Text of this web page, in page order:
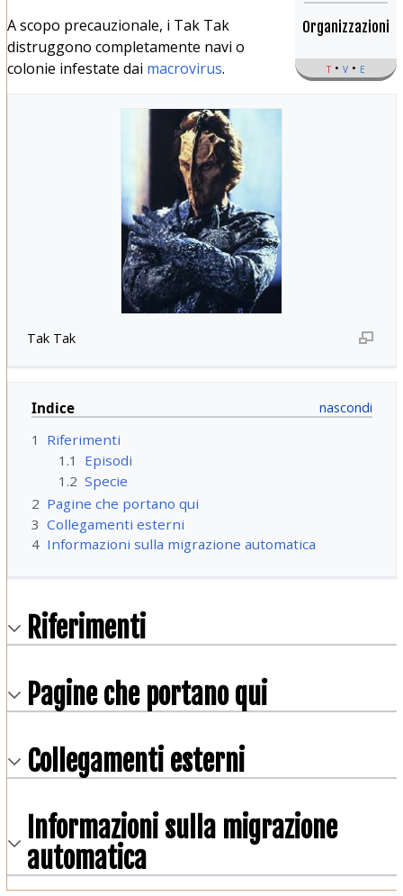
Organizzazioni
t v e
A scopo precauzionale, i Tak Tak
distruggono completamente navi o
colonie infestate dai macrovirus.
Tak Tak
Indice
1
Riferimenti
1.1
Episodi
1.2 Specie
2 Pagine che portano qui
3 Collegamenti esterni
4 Informazioni sulla migrazione automatica
Riferimenti
Pagine che portano qui
Collegamenti esterni
Informazioni sulla migrazione
automatica